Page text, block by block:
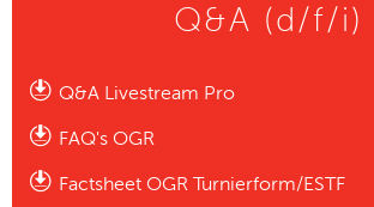
Q&A (d/f/i)
Q&A Livestream Pro
FAQ's OGR
Factsheet OGR Turnierform/ESTF